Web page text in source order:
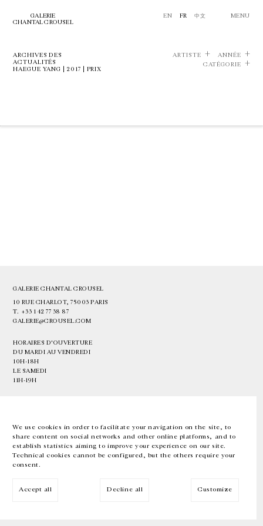
We use cookies in order to facilitate your navigation on the site, to
share content on social networks and other online platforms, and to
establish statistics aiming to improve your experience on our site.
Technical cookies cannot be configured, but the others require your
consent.
Accept all Decline all Customize
GALERIE
CHANTAL CROUSEL
EN FR 中文 MENU
ARCHIVES DES
ACTUALITÉS
HAEGUE YANG | 2017 | PRIX
ARTISTE
ANNÉE
CATÉGORIE
GALERIE CHANTAL CROUSEL
10 RUE CHARLOT, 75003 PARIS
T. +33 1 42 77 38 87
GALERIE@CROUSEL.COM
HORAIRES D'OUVERTURE
DU MARDI AU VENDREDI
10H-18H
LE SAMEDI
11H-19H
EN FR 中文 Facebook Instagram
Inscrivez-vous à notre newsletter